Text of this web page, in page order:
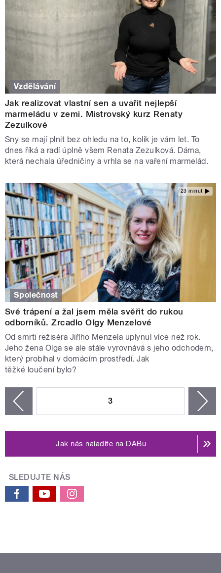
Vzdělávání
Jak realizovat vlastní sen a uvařit nejlepší
marmeládu v zemi. Mistrovský kurz Renaty
Zezulkové
Sny se mají plnit bez ohledu na to, kolik je vám let. To
dnes říká a radí úplně všem Renata Zezulková. Dáma,
která nechala úředničiny a vrhla se na vaření marmelád.
23 minut
Společnost
Své trápení a žal jsem měla svěřit do rukou
odborníků. Zrcadlo Olgy Menzelové
Od smrti režiséra Jiřího Menzela uplynul více než rok.
Jeho žena Olga se ale stále vyrovnává s jeho odchodem,
který probíhal v domácím prostředí. Jak
těžké loučení bylo?
3
Jak nás naladíte na DABu
SLEDUJTE NÁS